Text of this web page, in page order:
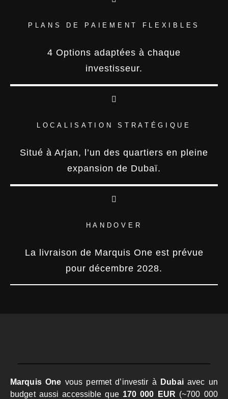
PLANS DE PAIEMENT FLEXIBLES
4 Options adaptées à chaque
investisseur.
LOCALISATION STRATÉGIQUE
Situé à Arjan, l’un des quartiers en pleine
expansion de Dubaï.
HANDOVER
La livraison de Marquis One est prévue
pour décembre 2028.
Marquis One vous permet d’investir à Dubaiavec un
budget aussi accessible que 170 000 EUR (~700 000